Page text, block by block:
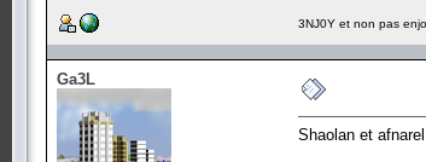
3NJ0Y et non pas
Ga3L
Shaolan et